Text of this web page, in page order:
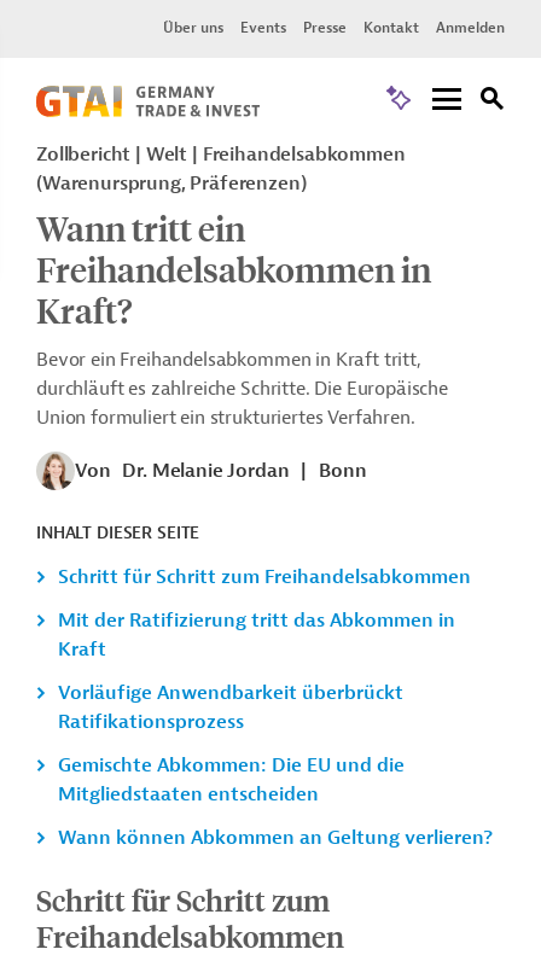
Über uns Events Presse Kontakt Anmelden
Zollbericht Welt
Freihandelsabkommen
(Warenursprung, Präferenzen)
Wann tritt ein
Freihandelsabkommen in
Kraft?
Bevor ein Freihandelsabkommen in Kraft tritt,
durchläuft es zahlreiche Schritte. Die Europäische
Union formuliert ein strukturiertes Verfahren.
Von Dr. Melanie Jordan Bonn
INHALT DIESER SEITE
Schritt für Schritt zum Freihandelsabkommen
Mit der Ratifizierung tritt das Abkommen in
Kraft
Vorläufige Anwendbarkeit überbrückt
Ratifikationsprozess
Gemischte Abkommen: Die EU und die
Mitgliedstaaten entscheiden
Wann können Abkommen an Geltung verlieren?
Schritt für Schritt zum
Freihandelsabkommen